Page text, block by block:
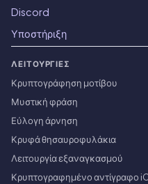
Discord
Υποστήριξη
ΛΕΙΤΟΥΡΓΊΕΣ
Κρυπτογράφηση μοτίβου
Μυστική φράση
Εύλογη άρνηση
Κρυφά θησαυροφυλάκια
Λειτουργία εξαναγκασμού
Κρυπτογραφημένο αντίγραφο